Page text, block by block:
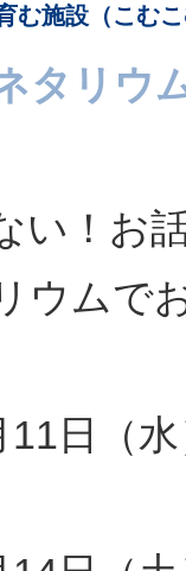
む施設（こむ
タリ
い！お
ウムで
11日（